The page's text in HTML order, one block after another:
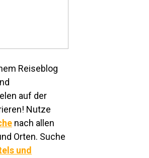
Reiseblog
auf der
Nutze
nach allen
Orten. Suche
und